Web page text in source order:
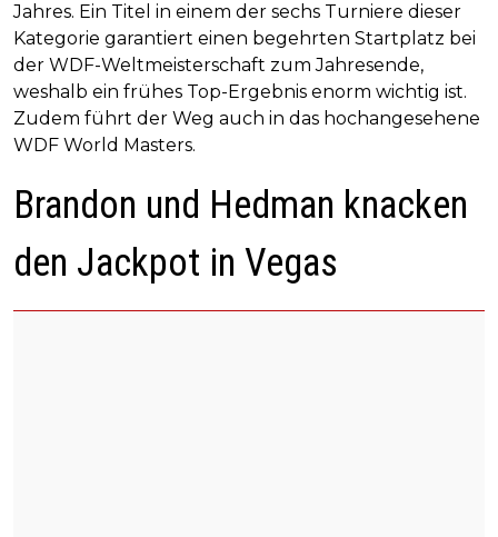
Jahres. Ein Titel in einem der sechs Turniere dieser
Kategorie garantiert einen begehrten Startplatz bei
der WDF-Weltmeisterschaft zum Jahresende,
weshalb ein frühes Top-Ergebnis enorm wichtig ist.
Zudem führt der Weg auch in das hochangesehene
WDF World Masters.
Brandon und Hedman knacken
den Jackpot in Vegas